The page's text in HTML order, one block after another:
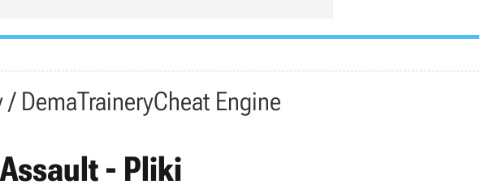
/ DemaTraineryCheat Engine
- Pliki